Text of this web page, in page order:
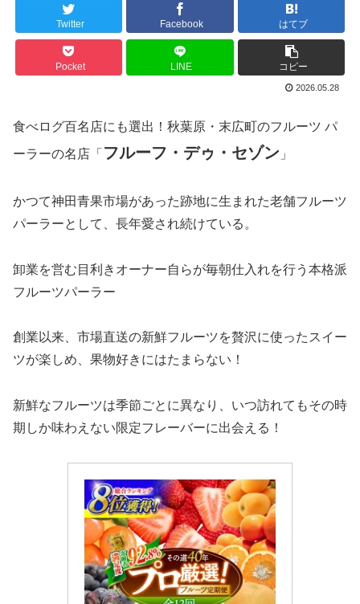
Twitter Facebook はてブ
Pocket LINE コピー
2026.05.28
食べログ百名店にも選出！秋葉原・末広町のフルーツ パ
ーラーの名店「 フルーフ・デゥ・セゾン 」
かつて神田青果市場があった跡地に生まれた老舗フルーツ
パーラーとして、長年愛され続けている。
卸業を営む目利きオーナー自らが毎朝仕入れを行う本格派
フルーツパーラー
創業以来、市場直送の新鮮フルーツを贅沢に使ったスイー
ツが楽しめ、果物好きにはたまらない！
新鮮なフルーツは季節ごとに異なり、いつ訪れてもその時
期しか味わえない限定フレーバーに出会える！